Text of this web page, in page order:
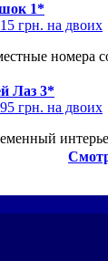
1*
грн. на двоих
номера
Лаз 3*
грн. на двоих